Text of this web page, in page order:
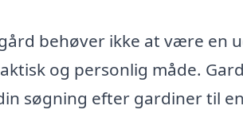
behøver ikke at være en
og personlig måde.
søgning efter gardiner til